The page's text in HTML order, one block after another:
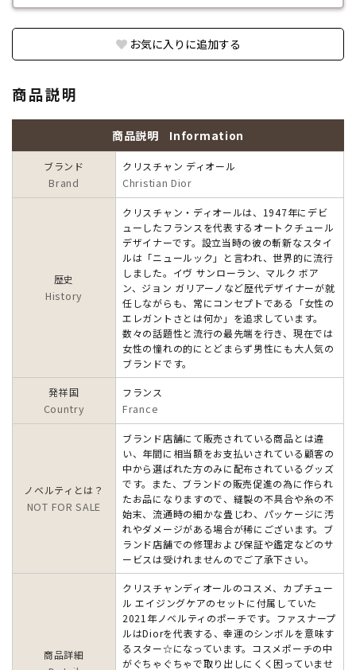
お気に入りに追加する
商品説明
商品説明 Information
ブランド
Brand
クリスチャン ディオール
Christian Dior
歴史
History
クリスチャン・ディオールは、1947年にデビ
ューしたフランスを代表するオートクチュール
デザイナーです。設立当時の彼の斬新なスタイ
ルは「ニュールック」と言われ、世界的に流行
しました。イヴ サンローラン、マルク ボア
ン、ジョン ガリアーノなど歴代デザイナーが就
任しながらも、常にコンセプトである「女性の
エレガントさとは何か」を追求しています。
数々の話題性と流行の最先端を行き、現在では
女性の憧れの的にとどまらず男性にも大人気の
ブランドです。
発祥国
Country
フランス
France
ノベルティとは？
NOT FOR SALE
ブランド店舗にて販売されている商品とは違
い、年間に相当額をお支払いされている顧客の
中から選ばれた方のみに配布されているグッズ
です。また、ブランドの販売促進の為に作られ
たお品になりますので、縫製の不具合や糸の不
始末、流通時の細かな畳じわ、パッケージに汚
れやダメージがある場合が稀にございます。ブ
ランド店舗での修理および保証や鑑定などのサ
ービスは受けれませんのでご了承下さい。
商品詳細
クリスチャンディオールのコスメ、カプチュー
ル エイジングケアのセットに付属していた
2021年ノベルティのポーチです。ファスナープ
ルはDiorを代表する、幸運のシンボルを意味す
るスター☆になっています。コスメポーチの中
がぐちゃぐちゃで取り出しにくく困っていませ